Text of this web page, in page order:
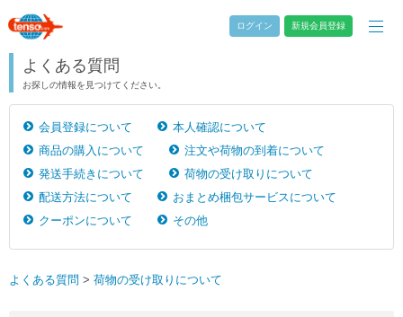
ログイン 新規会員登録
よくある質問
お探しの情報を見つけてください。
会員登録について
本人確認について
商品の購入について
注文や荷物の到着について
発送手続きについて
荷物の受け取りについて
配送方法について
おまとめ梱包サービスについて
クーポンについて
その他
よくある質問 > 荷物の受け取りについて